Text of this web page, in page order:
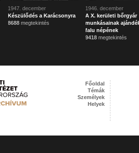
1947. december
Készülődés a Karácsonyra
8688 megtekintés
1946. december
A X. kerületi bőrgyár
munkásainak
falu népének
9418 megtekintés
Főoldal
Témák
Személyek
Helyek